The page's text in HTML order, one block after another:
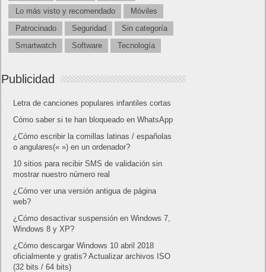
Lo más visto y recomendado
Móviles
Patrocinado
Seguridad
Sin categoría
Smartwatch
Software Tecnología
Publicidad
Letra de canciones populares infantiles cortas
Cómo saber si te han bloqueado en WhatsApp
¿Cómo escribir la comillas latinas / españolas
o angulares(« ») en un ordenador?
10 sitios para recibir SMS de validación sin
mostrar nuestro número real
¿Cómo ver una versión antigua de página
web?
¿Cómo desactivar suspensión en Windows 7,
Windows 8 y XP?
¿Cómo descargar Windows 10 abril 2018
oficialmente y gratis? Actualizar archivos ISO
(32 bits / 64 bits)